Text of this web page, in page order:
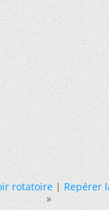
rotatoire|Repérer
»